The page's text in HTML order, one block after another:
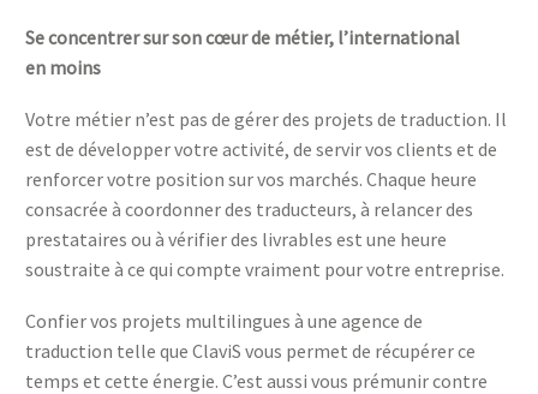
Se concentrer sur son cœur de métier, l’international
en moins
Votre métier n’est pas de gérer des projets de traduction. Il
est de développer votre activité, de servir vos clients et de
renforcer votre position sur vos marchés. Chaque heure
consacrée à coordonner des traducteurs, à relancer des
prestataires ou à vérifier des livrables est une heure
soustraite à ce qui compte vraiment pour votre entreprise.
Confier vos projets multilingues à une agence de
traduction telle que ClaviS vous permet de récupérer ce
temps et cette énergie. C’est aussi vous prémunir contre